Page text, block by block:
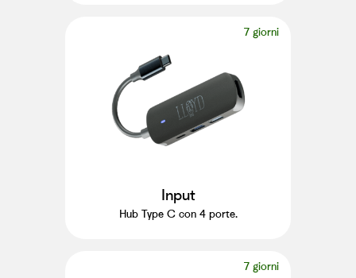
7 giorni
Input
Hub Type C con 4 porte.
7 giorni